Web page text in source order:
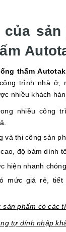
sản
thấm
trình nhà ở,
nhiều khách
nhiều công
và thi công sản
độ bám dính
hiện nhanh
mức giá rẻ, tiết
sản phẩm có các
tự dính nhập